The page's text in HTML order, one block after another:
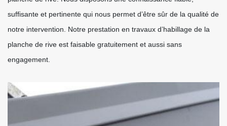
suffisante et pertinente qui nous permet d’être sûr de la qualité de
notre intervention. Notre prestation en travaux d’habillage de la
planche de rive est faisable gratuitement et aussi sans
engagement.